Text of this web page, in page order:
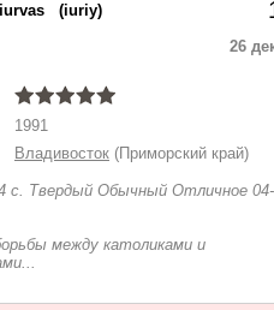
iurvas (iuriy)
26
1991
Владивосток (Приморский край)
с. Твердый Обычный Отличное 04-
между католиками и